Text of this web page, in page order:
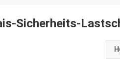
Sicherheits-